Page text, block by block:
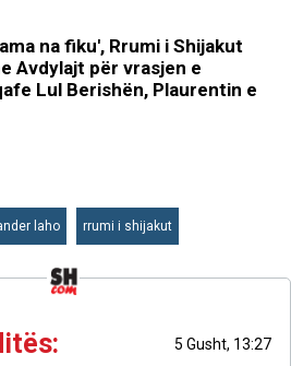
na fiku', Rrumi i Shijakut
Avdylajt për vrasjen e
Lul Berishën, Plaurentin e
laho rrumi i shijakut
5 Gusht, 13:27